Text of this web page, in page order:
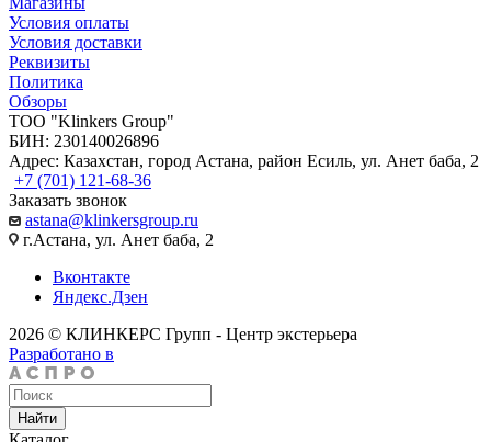
Условия оплаты
Условия доставки
Реквизиты
Политика
Обзоры
TOO "Klinkers Group"
БИН: 230140026896
Адрес: Казахстан, город Астана, район Есиль, ул. Анет баба, 2
+7 (701) 121-68-36
Заказать звонок
astana@klinkersgroup.ru
г.Астана, ул. Анет баба, 2
Вконтакте
Яндекс.Дзен
2026 © КЛИНКЕРС Групп - Центр экстерьера
Разработано в
Найти